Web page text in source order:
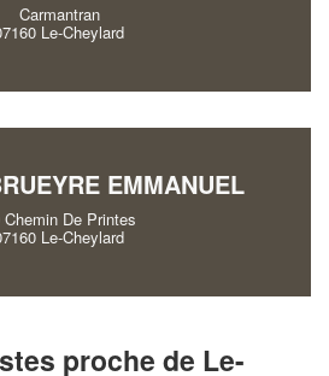
Carmantran
Le-Cheylard
EMMANUEL
Chemin De Printes
Le-Cheylard
proche de Le-